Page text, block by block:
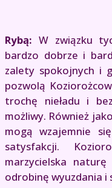
Rybą: W związku
bardzo dobrze i
zalety spokojnych i
pozwolą
trochę nieładu i
możliwy. Również
mogą wzajemnie
satysfakcji.
marzycielska
odrobinę wyuzdania i